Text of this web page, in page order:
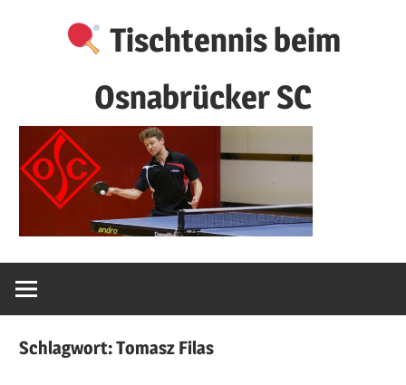
Tischtennis beim
Osnabrücker SC
Schlagwort:Tomasz Filas